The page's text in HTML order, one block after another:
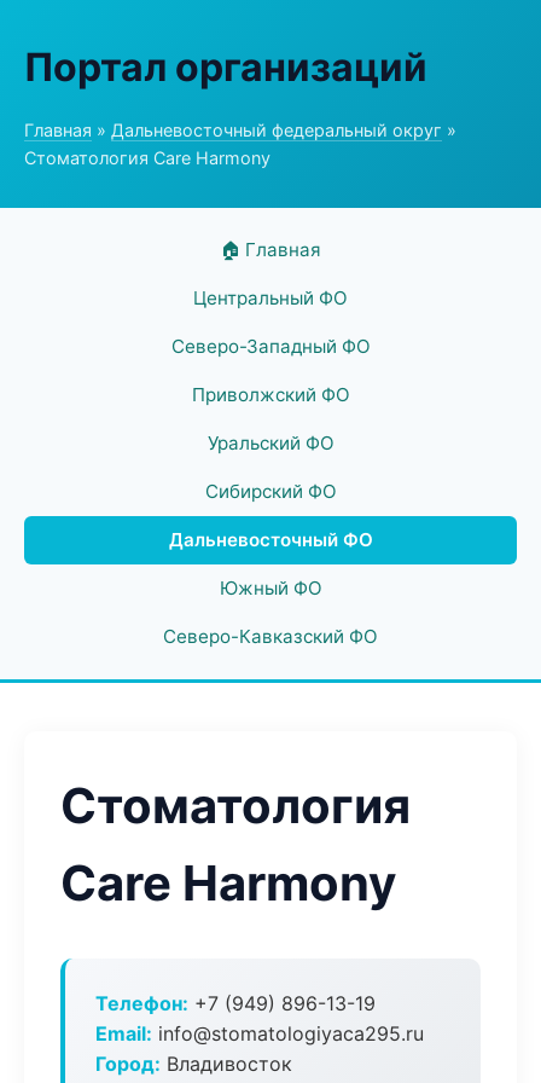
Портал организаций
Главная » Дальневосточный федеральный округ »
Стоматология Care Harmony
🏠 Главная
Центральный ФО
Северо-Западный ФО
Приволжский ФО
Уральский ФО
Сибирский ФО
Дальневосточный ФО
Южный ФО
Северо-Кавказский ФО
Стоматология
Care Harmony
Телефон: +7 (949) 896-13-19
Email: info@stomatologiyaca295.ru
Город: Владивосток